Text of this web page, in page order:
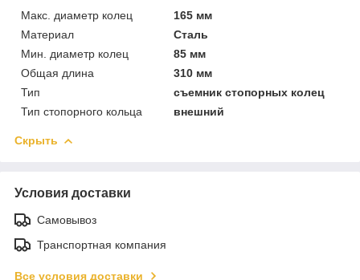
Макс. диаметр колец
165 мм
Материал
Сталь
Мин. диаметр колец
85 мм
Общая длина
310 мм
Тип
съемник стопорных колец
Тип стопорного кольца
внешний
Скрыть
Условия доставки
Самовывоз
Транспортная компания
Все условия доставки